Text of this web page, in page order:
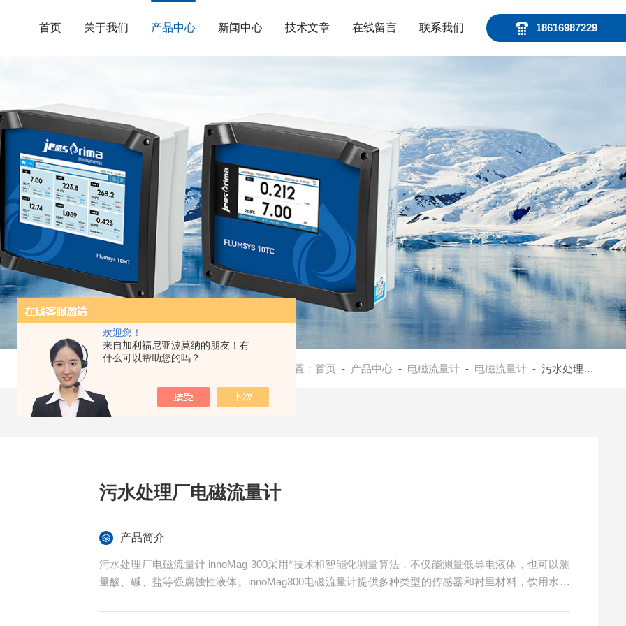
欢迎您！
来自加利福尼亚波莫纳的朋友！有
什么可以帮助您的吗？
18616987229
首页 关于我们 产品中心 新闻中心 技术文章 在线留言 联系我们
当前位置：首页 - 产品中心 - 电磁流量计 - 电磁流量计 - 污水处理厂电磁流量计
污水处理厂电磁流量计
产品简介
污水处理厂电磁流量计 innoMag 300采用*技术和智能化测量算法，不仅能测量低导电液体，也可以测
量酸、碱、盐等强腐蚀性液体。innoMag300电磁流量计提供多种类型的传感器和衬里材料，饮用水和